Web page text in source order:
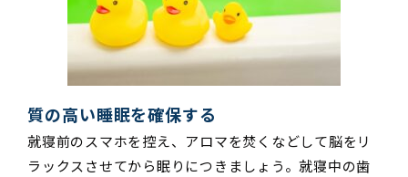
質の高い睡眠を確保する
就寝前のスマホを控え、アロマを焚くなどして脳をリ
ラックスさせてから眠りにつきましょう。就寝中の歯